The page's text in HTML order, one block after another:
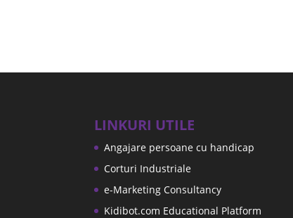
LINKURI UTILE
Angajare persoane cu handicap
Corturi Industriale
e-Marketing Consultancy
Kidibot.com Educational Platform